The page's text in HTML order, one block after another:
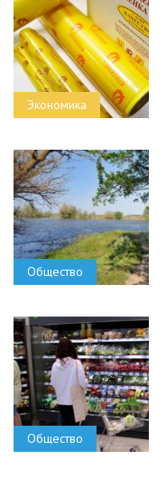
Экономика
Общество
Общество